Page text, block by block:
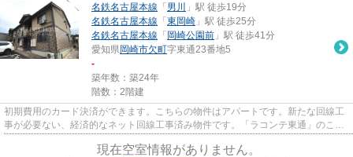
名鉄名古屋本線 「 男川
」駅 徒歩19分
名鉄名古屋本線 「 東岡崎 」駅 徒歩25分
名鉄名古屋本線 「 岡崎公園前 」駅 徒歩41分
愛知県岡崎市欠町字東通23番地5
-
築年数：築24年
階数：2階建
初期費用のカード決済ができます。こちらの物件はアパートです。新たな回線工
事が必要ない、経済的なネット回線工事済み物件です。「ラコンテ東通」のここ
現在空室情報がありません。